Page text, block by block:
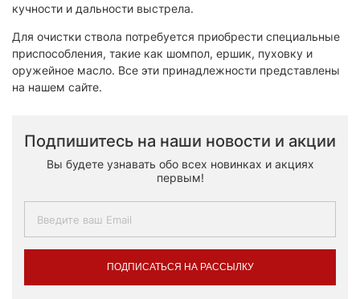
кучности и дальности выстрела.
Для очистки ствола потребуется приобрести специальные
приспособления, такие как шомпол, ершик, пуховку и
оружейное масло. Все эти принадлежности представлены
на нашем сайте.
Подпишитесь на наши новости и акции
Вы будете узнавать обо всех новинках и акциях
первым!
ПОДПИСАТЬСЯ НА РАССЫЛКУ